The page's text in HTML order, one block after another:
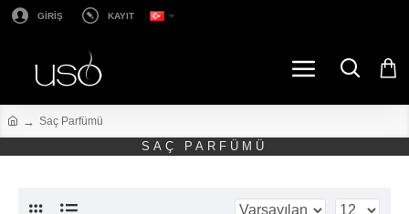
GİRİŞ KAYIT
Saç Parfümü
SAÇ PARFÜMÜ